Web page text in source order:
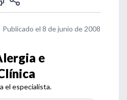
Publicado el 8 de junio de 2008
e
el especialista.